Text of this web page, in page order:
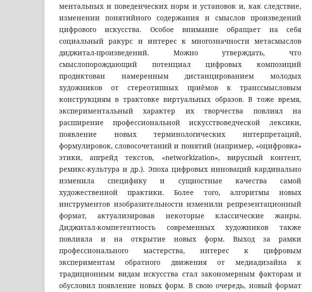
ментальных и поведенческих норм и установок и, как следствие,
изменении понятийного содержания и смыслов произведений
цифрового искусства. Особое внимание обращает на себя
социальный ракурс и интерес к многозначности метасмыслов
диджитал-произведений. Можно утверждать, что
смыслопорождающий потенциал цифровых композиций
продиктован намеренным дистанцированием молодых
художников от стереотипных приёмов к транссмысловым
конструкциям в трактовке виртуальных образов. В тоже время,
экспериментальный характер их творчества повлиял на
расширение профессиональной искусствоведческой лексики,
появление новых терминологических интерпретаций,
формулировок, словосочетаний и понятий (например, «оцифровка»
этики, апгрейд текстов, «networkization», вирусный контент,
ремикс-культура и др.). Эпоха цифровых инноваций кардинально
изменила специфику и сущностные качества самой
художественной практики. Более того, алгоритмы новых
инструментов изобразительности изменили репрезентационный
формат, актуализировав некоторые классические жанры.
Диджитал-компетентность современных художников также
повлияла и на открытие новых форм. Выход за рамки
профессионального мастерства, интерес к цифровым
экспериментам обратного движения от медиадизайна к
традиционным видам искусства стал закономерным факторам и
обусловил появление новых форм. В свою очередь, новый формат